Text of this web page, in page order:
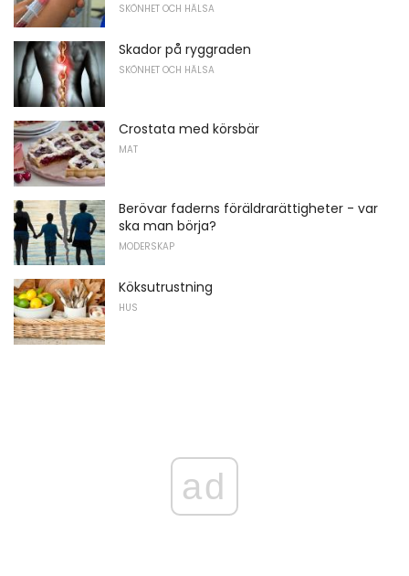
SKÖNHET OCH HÄLSA
Skador på ryggraden
SKÖNHET OCH HÄLSA
Crostata med körsbär
MAT
Berövar faderns föräldrarättigheter - var
ska man börja?
MODERSKAP
Köksutrustning
HUS
ad